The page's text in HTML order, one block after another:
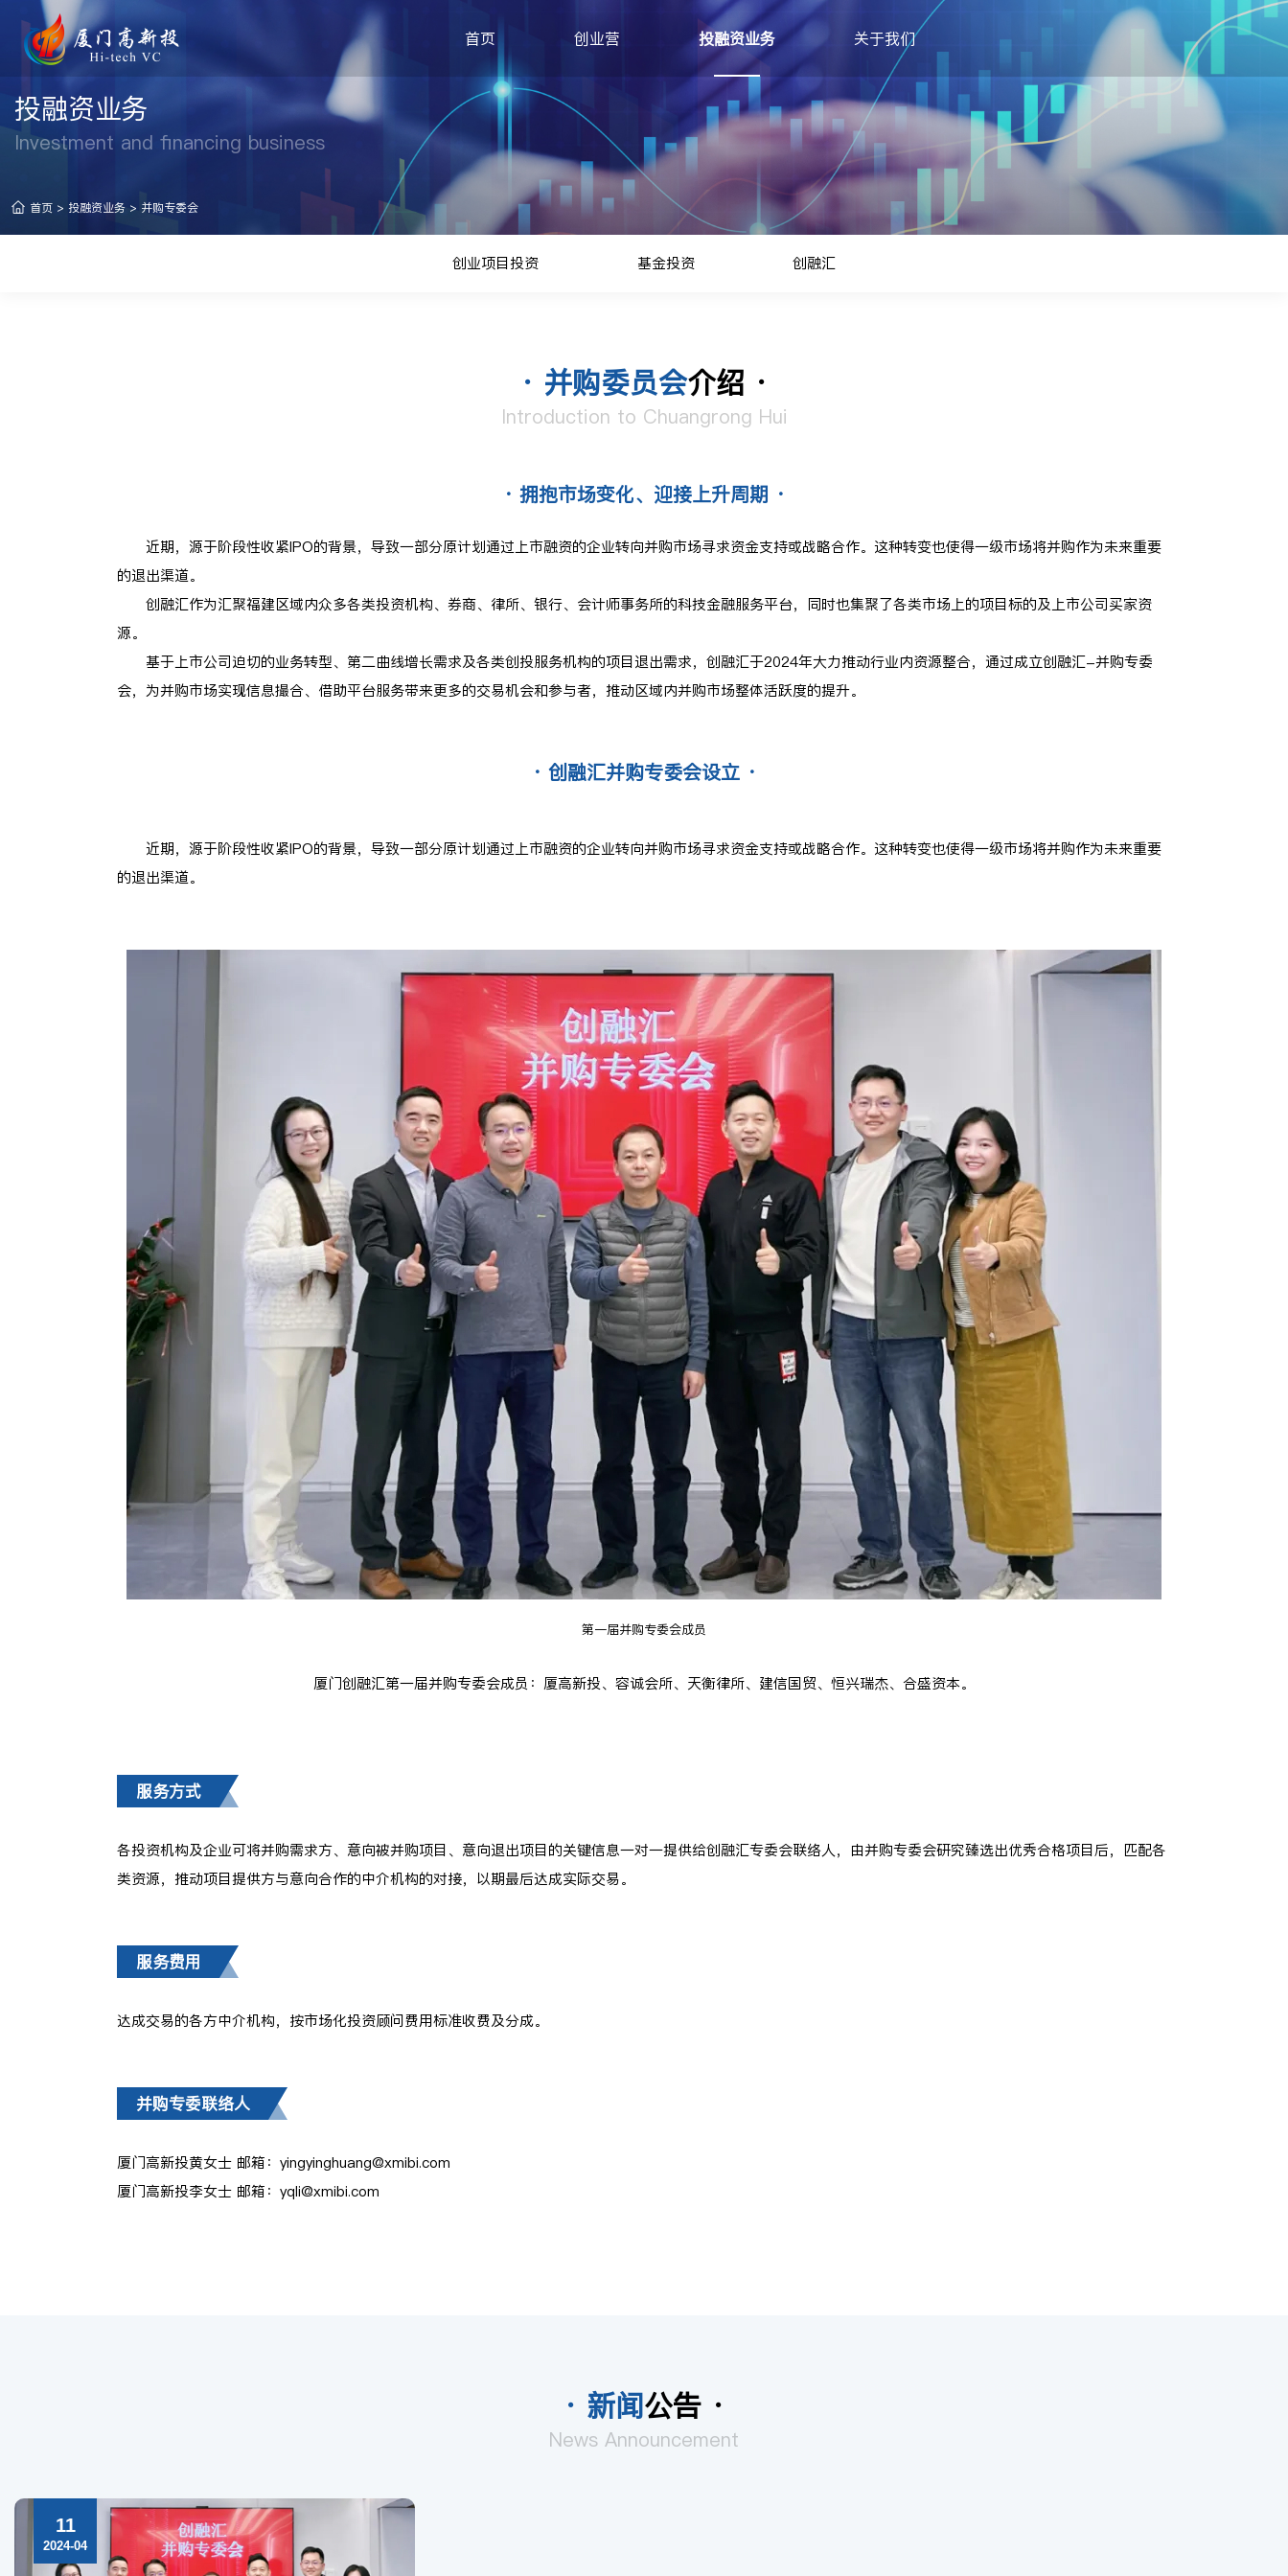
首页 创业营 投融资业务
创业项目投资
基金投资
创融汇
关于我们
公司概况
孵化基地
公司新闻
联系方式
投融资业务
Investment and financing business
首页 > 投融资业务 > 并购专委会
创业项目投资 基金投资 创融汇
· 并购委员会介绍 ·
Introduction to Chuangrong Hui
· 拥抱市场变化、迎接上升周期 ·
近期，源于阶段性收紧IPO的背景，导致一部分原计划通过上市融资的企业转向并购市场寻求资金支持或战略合作。这种转变也使得一级市场将并购作为未来重要
的退出渠道。
创融汇作为汇聚福建区域内众多各类投资机构、券商、律所、银行、会计师事务所的科技金融服务平台，同时也集聚了各类市场上的项目标的及上市公司买家资
源。
基于上市公司迫切的业务转型、第二曲线增长需求及各类创投服务机构的项目退出需求，创融汇于2024年大力推动行业内资源整合，通过成立创融汇-并购专委
会，为并购市场实现信息撮合、借助平台服务带来更多的交易机会和参与者，推动区域内并购市场整体活跃度的提升。
· 创融汇并购专委会设立 ·
近期，源于阶段性收紧IPO的背景，导致一部分原计划通过上市融资的企业转向并购市场寻求资金支持或战略合作。这种转变也使得一级市场将并购作为未来重要
的退出渠道。
第一届并购专委会成员
厦门创融汇第一届并购专委会成员：厦高新投、容诚会所、天衡律所、建信国贸、恒兴瑞杰、合盛资本。
服务方式
各投资机构及企业可将并购需求方、意向被并购项目、意向退出项目的关键信息一对一提供给创融汇专委会联络人，由并购专委会研究臻选出优秀合格项目后，匹配各
类资源，推动项目提供方与意向合作的中介机构的对接，以期最后达成实际交易。
服务费用
达成交易的各方中介机构，按市场化投资顾问费用标准收费及分成。
并购专委联络人
厦门高新投黄女士 邮箱：yingyinghuang@xmibi.com
厦门高新投李女士 邮箱：yqli@xmibi.com
· 新闻公告 ·
News Announcement
11
2024-04